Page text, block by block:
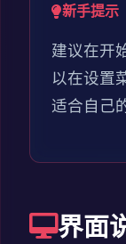
新手提示
建议在开
以在设置
适合自己
界面